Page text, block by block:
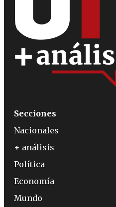
Secciones
Nacionales
+ análisis
Política
Economía
Mundo